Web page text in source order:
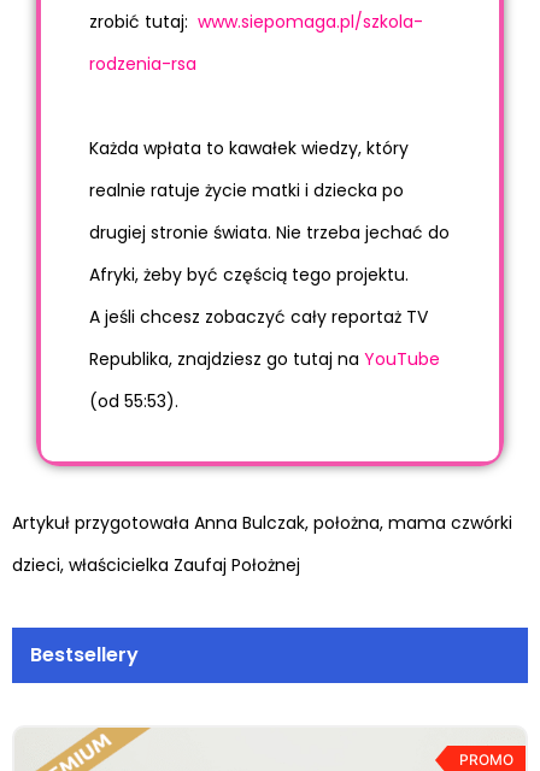
Bestsellery
PROMO
zrobić tutaj: www.siepomaga.pl/szkola-
rodzenia-rsa
Każda wpłata to kawałek wiedzy, który
realnie ratuje życie matki i dziecka po
drugiej stronie świata. Nie trzeba jechać do
Afryki, żeby być częścią tego projektu.
A jeśli chcesz zobaczyć cały reportaż TV
Republika, znajdziesz go tutaj na YouTube
(od 55:53).
Artykuł przygotowała Anna Bulczak, położna, mama czwórki
dzieci, właścicielka Zaufaj Położnej